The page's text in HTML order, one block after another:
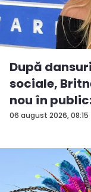
06 august 2026, 08:15
După
sociale,
nou în
î...